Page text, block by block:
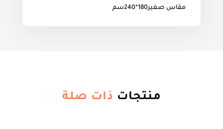
مقاس صغير180*240سم
منتجات ذات صلة